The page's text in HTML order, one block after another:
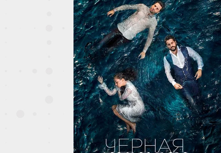
58 серия
59 серия
62 серия
63 серия
66 серия
67 серия
70 серия
71 серия
74 серия
75 серия
78 серия
79 серия